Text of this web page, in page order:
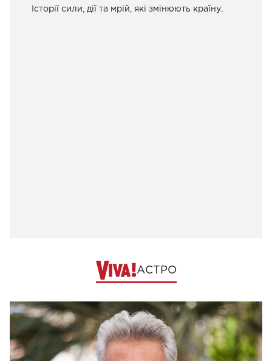
Історії сили, дії та мрій, які змінюють країну.
АСТРО